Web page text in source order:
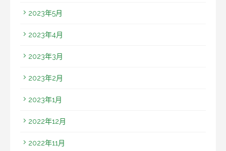
2023年5月
2023年4月
2023年3月
2023年2月
2023年1月
2022年12月
2022年11月